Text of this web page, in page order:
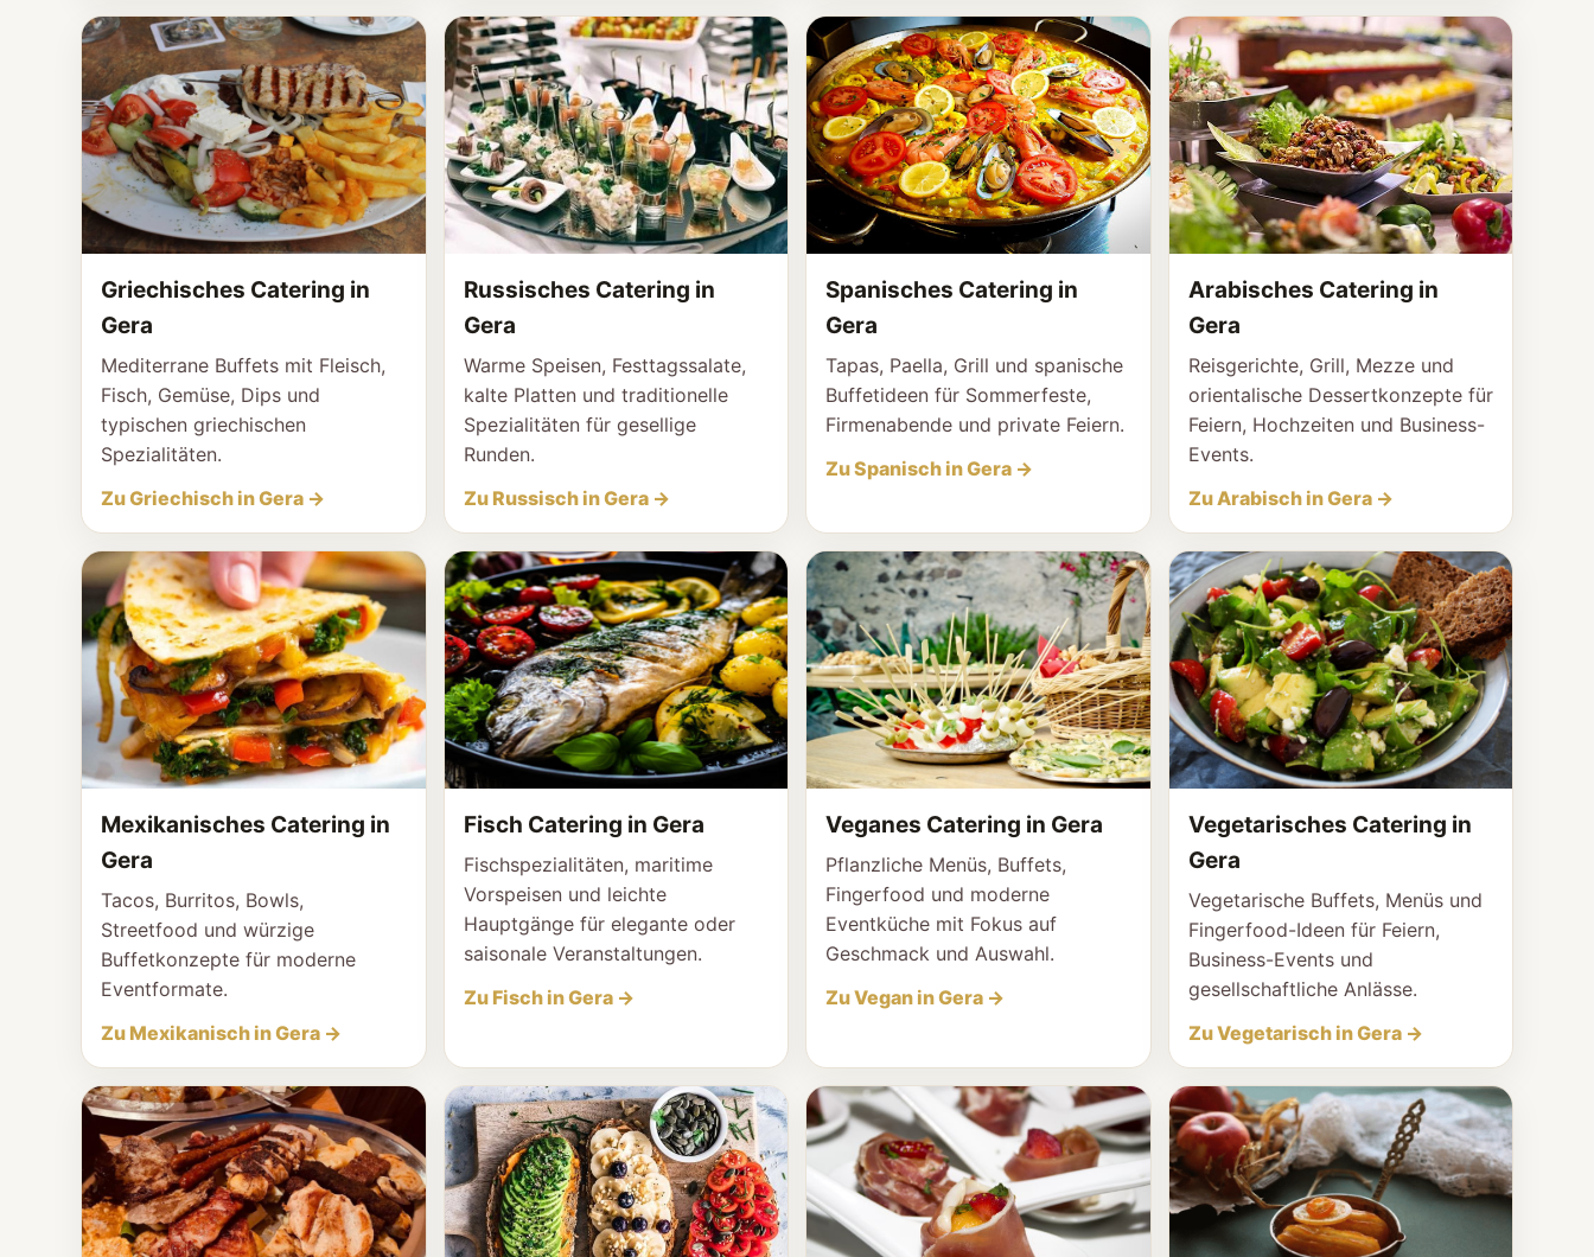
Griechisches Catering in
Gera
Mediterrane Buffets mit Fleisch,
Fisch, Gemüse, Dips und
typischen griechischen
Spezialitäten.
Zu Griechisch in Gera →
Russisches Catering in
Gera
Warme Speisen, Festtagssalate,
kalte Platten und traditionelle
Spezialitäten für gesellige
Runden.
Zu Russisch in Gera →
Spanisches Catering in
Gera
Tapas, Paella, Grill und spanische
Buffetideen für Sommerfeste,
Firmenabende und private Feiern.
Zu Spanisch in Gera →
Arabisches Catering in
Gera
Reisgerichte, Grill, Mezze und
orientalische Dessertkonzepte für
Feiern, Hochzeiten und Business-
Events.
Zu Arabisch in Gera →
Mexikanisches Catering in
Gera
Tacos, Burritos, Bowls,
Streetfood und würzige
Buffetkonzepte für moderne
Eventformate.
Zu Mexikanisch in Gera →
Fisch Catering in Gera
Fischspezialitäten, maritime
Vorspeisen und leichte
Hauptgänge für elegante oder
saisonale Veranstaltungen.
Zu Fisch in Gera →
Veganes Catering in Gera
Pflanzliche Menüs, Buffets,
Fingerfood und moderne
Eventküche mit Fokus auf
Geschmack und Auswahl.
Zu Vegan in Gera →
Vegetarisches Catering in
Gera
Vegetarische Buffets, Menüs und
Fingerfood-Ideen für Feiern,
Business-Events und
gesellschaftliche Anlässe.
Zu Vegetarisch in Gera →